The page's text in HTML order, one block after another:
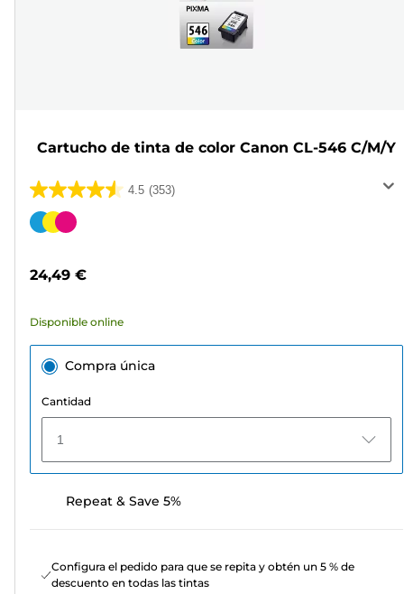
Cartucho de tinta de color Canon CL-546 C/M/Y
4.5 (353)
4.5
de
353
Cartucho
24,49 €
Disponible online
Compra única
Cantidad
1
Repeat & Save 5%
Configura el pedido para que se repita y obtén un 5 % de
descuento en todas las tintas